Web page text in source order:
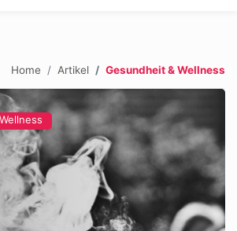
Home Artikel Gesundheit & Wellness